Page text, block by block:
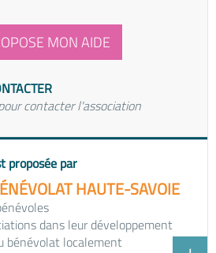
MON AIDE
contacter l'association
proposée par
HAUTE-SAVOIE
dans leur développement
bénévolat localement